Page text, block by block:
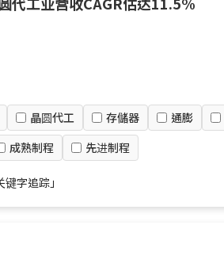
晶圆代工 存儲器 通膨
成熟制程 先进制程
字追踪」